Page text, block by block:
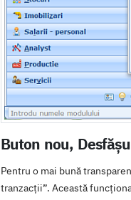
Buton nou,
Pentru o mai bună
tranzacții”. Această